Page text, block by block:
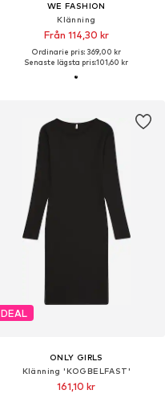
WE FASHION
Klänning
Från 114,30 kr
Ordinarie pris: 369,00 kr
Senaste lägsta pris:101,60 kr
DEAL
ONLY GIRLS
Klänning 'KOGBELFAST'
161,10 kr